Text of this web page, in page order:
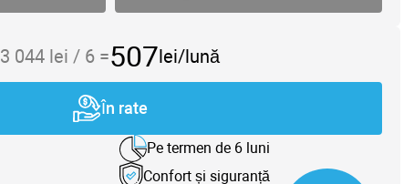
3 044 lei / 6 =507lei/lună
În rate
Pe termen de 6 luni
Confort și siguranță